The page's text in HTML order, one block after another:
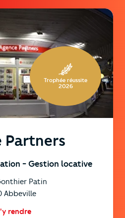
_prod_/telemaque/
Partners
- Gestion locative
Patin
Abbeville
rendre
Trophée réussite
2026